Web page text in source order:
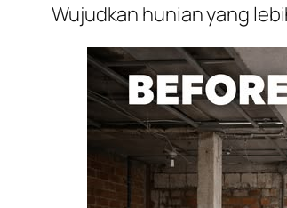
Wujudkan hunian yang